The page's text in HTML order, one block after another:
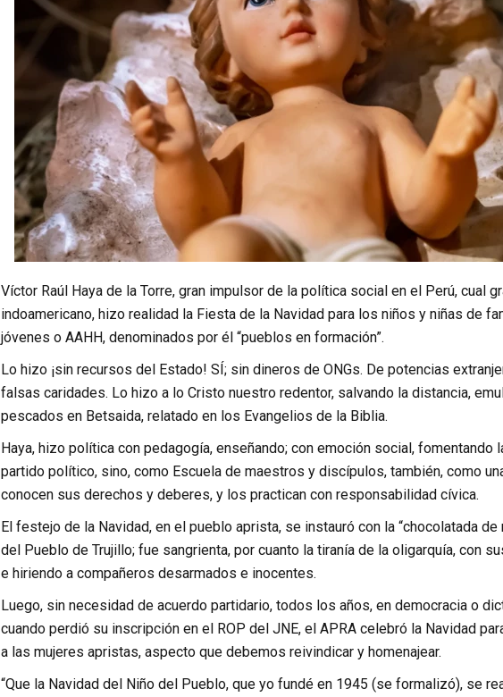
Víctor Raúl Haya de la Torre, gran impulsor de la política social en el Perú, cual
indoamericano, hizo realidad la Fiesta de la Navidad para los niños y niñas de
jóvenes o AAHH, denominados por él “pueblos en formación”.
Lo hizo ¡sin recursos del Estado! SÍ; sin dineros de ONGs. De potencias
falsas caridades. Lo hizo a lo Cristo nuestro redentor, salvando la distancia,
pescados en Betsaida, relatado en los Evangelios de la Biblia.
Haya, hizo política con pedagogía, enseñando; con emoción social,
partido político, sino, como Escuela de maestros y discípulos, también, como
conocen sus derechos y deberes, y los practican con responsabilidad cívica.
El festejo de la Navidad, en el pueblo aprista, se instauró con la “chocolatada
del Pueblo de Trujillo; fue sangrienta, por cuanto la tiranía de la oligarquía, con
e hiriendo a compañeros desarmados e inocentes.
Luego, sin necesidad de acuerdo partidario, todos los años, en democracia o
cuando perdió su inscripción en el ROP del JNE, el APRA celebró la Navidad
a las mujeres apristas, aspecto que debemos reivindicar y homenajear.
“Que la Navidad del Niño del Pueblo, que yo fundé en 1945 (se formalizó), se